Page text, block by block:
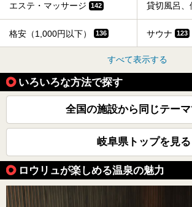
エステ・マッサージ 142 貸切風呂、
格安（1,000円以下） 136 サウナ 123
すべて表示する
いろいろな方法で探す
全国の施設から同じテー
岐阜県トップを見る
ロウリュが楽しめる温泉の魅力